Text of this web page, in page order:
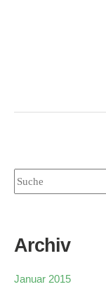
Archiv
Januar 2015